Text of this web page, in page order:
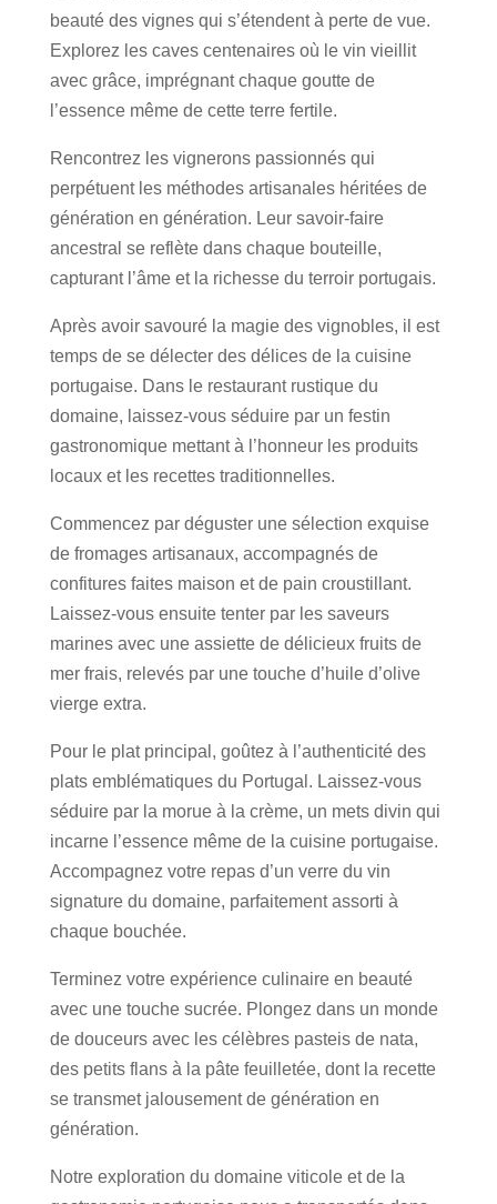
beauté des vignes qui s’étendent à perte de vue.
Explorez les caves centenaires où le vin vieillit
avec grâce, imprégnant chaque goutte de
l’essence même de cette terre fertile.
Rencontrez les vignerons passionnés qui
perpétuent les méthodes artisanales héritées de
génération en génération. Leur savoir-faire
ancestral se reflète dans chaque bouteille,
capturant l’âme et la richesse du terroir portugais.
Après avoir savouré la magie des vignobles, il est
temps de se délecter des délices de la cuisine
portugaise. Dans le restaurant rustique du
domaine, laissez-vous séduire par un festin
gastronomique mettant à l’honneur les produits
locaux et les recettes traditionnelles.
Commencez par déguster une sélection exquise
de fromages artisanaux, accompagnés de
confitures faites maison et de pain croustillant.
Laissez-vous ensuite tenter par les saveurs
marines avec une assiette de délicieux fruits de
mer frais, relevés par une touche d’huile d’olive
vierge extra.
Pour le plat principal, goûtez à l’authenticité des
plats emblématiques du Portugal. Laissez-vous
séduire par la morue à la crème, un mets divin qui
incarne l’essence même de la cuisine portugaise.
Accompagnez votre repas d’un verre du vin
signature du domaine, parfaitement assorti à
chaque bouchée.
Terminez votre expérience culinaire en beauté
avec une touche sucrée. Plongez dans un monde
de douceurs avec les célèbres pasteis de nata,
des petits flans à la pâte feuilletée, dont la recette
se transmet jalousement de génération en
génération.
Notre exploration du domaine viticole et de la